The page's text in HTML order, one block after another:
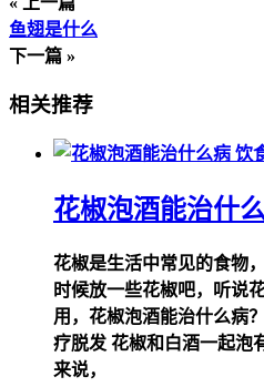
鱼翅是什么
下一篇 »
相关推荐
饮
花椒泡酒能治什
花椒是生活中常见的食物
时候放一些花椒吧，听说
用，花椒泡酒能治什么病
疗脱发 花椒和白酒一起泡
来说，